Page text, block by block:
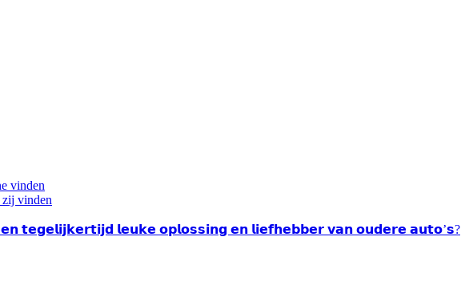
vinden
vinden
𝘁𝗲𝗴𝗲𝗹𝗶𝗷𝗸𝗲𝗿𝘁𝗶𝗷𝗱 𝗹𝗲𝘂𝗸𝗲 𝗼𝗽𝗹𝗼𝘀𝘀𝗶𝗻𝗴 𝗲𝗻 𝗹𝗶𝗲𝗳𝗵𝗲𝗯𝗯𝗲𝗿 𝘃𝗮𝗻 𝗼𝘂𝗱𝗲𝗿𝗲 𝗮𝘂𝘁𝗼’𝘀?